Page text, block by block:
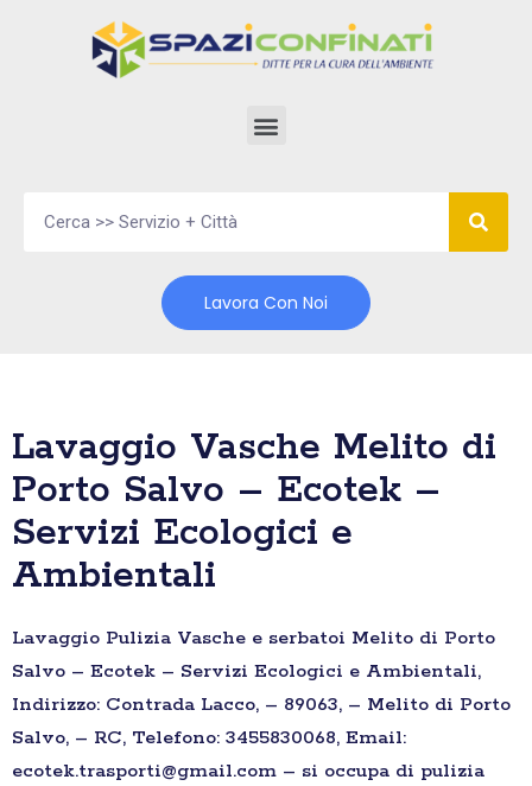
Lavora Con Noi
Lavaggio Vasche Melito di
Porto Salvo – Ecotek –
Servizi Ecologici e
Ambientali
Lavaggio Pulizia Vasche e serbatoi Melito di Porto
Salvo – Ecotek – Servizi Ecologici e Ambientali,
Indirizzo: Contrada Lacco, – 89063, – Melito di Porto
Salvo, – RC, Telefono: 3455830068, Email:
ecotek.trasporti@gmail.com – si occupa di pulizia